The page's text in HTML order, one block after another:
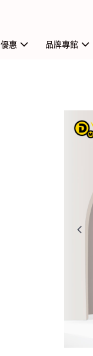
惠 品牌專館